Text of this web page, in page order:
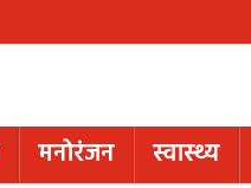
मनोरंजन स्वास्थ्य